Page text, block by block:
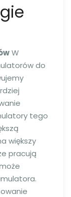
W
do
tego
większy
pracują